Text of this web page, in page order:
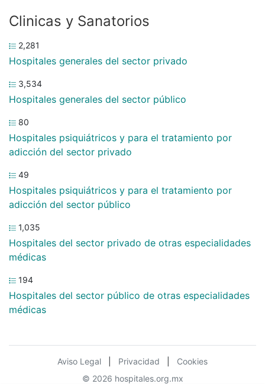
Clinicas y Sanatorios
2,281
Hospitales generales del sector privado
3,534
Hospitales generales del sector público
80
Hospitales psiquiátricos y para el tratamiento por
adicción del sector privado
49
Hospitales psiquiátricos y para el tratamiento por
adicción del sector público
1,035
Hospitales del sector privado de otras especialidades
médicas
194
Hospitales del sector público de otras especialidades
médicas
Aviso Legal Privacidad
Cookies
© 2026 hospitales.org.mx